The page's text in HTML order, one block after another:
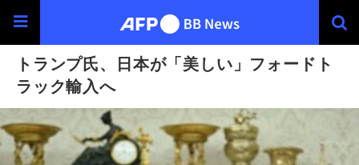
トランプ氏、日本が「美しい」フォードト
ラック輸入へ